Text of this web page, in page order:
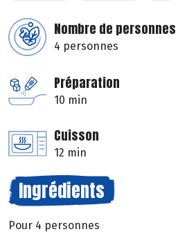
Nombre de personnes
4 personnes
Préparation
10 min
Cuisson
12 min
Ingrédients
Pour 4 personnes